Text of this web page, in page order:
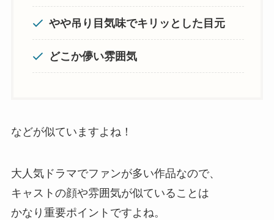
やや吊り目気味でキリッとした目元
どこか儚い雰囲気
などが似ていますよね！
大人気ドラマでファンが多い作品なので、
キャストの顔や雰囲気が似ていることは
かなり重要ポイントですよね。